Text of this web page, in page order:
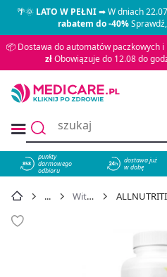
🌴🌞LATO W PEŁNI➡ W dniach
rabatem do -40%
📦 Dostawa do automatów paczkowych
złObowiązuje do 12.08 do
858
punkty
darmowego
odbioru
dostawa już
w dobę
Witamina C ALLNUTRITION